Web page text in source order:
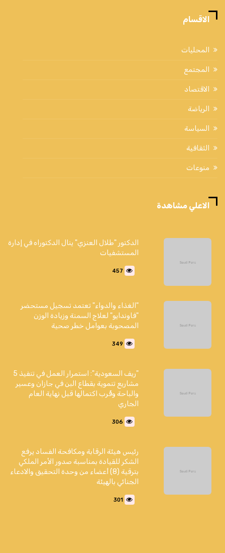
الاقسام
المحليات
المجتمع
الاقتصاد
الرياضة
السياسة
الثقافية
منوعات
الاعلي مشاهدة
الدكتور "طلال العنزي" ينال الدكتوراه في إدارة
المستشفيات
457
"الغذاء والدواء" تعتمد تسجيل مستحضر
"فاوندايو" لعلاج السمنة وزيادة الوزن
المصحوبة بعوامل خطر صحية
349
"ريف السعودية": استمرار العمل في تنفيذ 5
مشاريع تنموية بقطاع البن في جازان وعسير
والباحة وقُرب اكتمالها قبل نهاية العام
الجاري
306
رئيس هيئة الرقابة ومكافحة الفساد يرفع
الشكر للقيادة بمناسبة صدور الأمر الملكي
بترقية (8) أعضاء من وحدة التحقيق والادعاء
الجنائي بالهيئة
301